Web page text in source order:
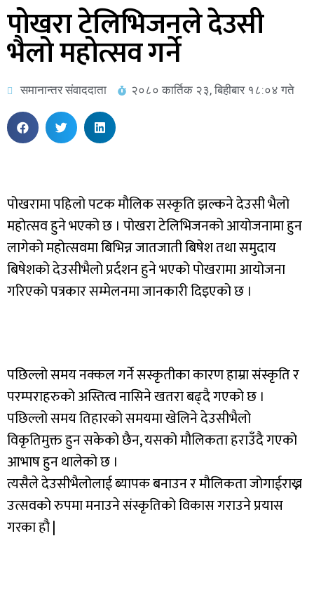
पोखरा टेलिभिजनले देउसी
भैलो महोत्सव गर्ने
समानान्तर संवाददाता २०८० कार्तिक २३, बिहीबार १८:०४ गते
पोखरामा पहिलो पटक मौलिक सस्कृति झल्कने देउसी भैलो
महोत्सव हुने भएको छ । पोखरा टेलिभिजनको आयोजनामा हुन
लागेको महोत्सवमा बिभिन्न जातजाती बिषेश तथा समुदाय
बिषेशको देउसीभैलो प्रर्दशन हुने भएको पोखरामा आयोजना
गरिएको पत्रकार सम्मेलनमा जानकारी दिइएको छ ।
पछिल्लो समय नक्कल गर्ने सस्कृतीका कारण हाम्रा संस्कृति र
परम्पराहरुको अस्तित्व नासिने खतरा बढ्दै गएको छ ।
पछिल्लो समय तिहारको समयमा खेलिने देउसीभैलो
विकृतिमुक्त हुन सकेको छैन, यसको मौलिकता हराउँदै गएको
आभाष हुन थालेको छ ।
त्यसैले देउसीभैलोलाई ब्यापक बनाउन र मौलिकता जोगाईराख्न
उत्सवको रुपमा मनाउने संस्कृतिको विकास गराउने प्रयास
गरका हौ |